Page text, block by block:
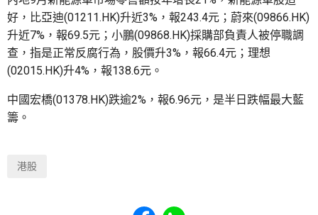
好，比亞迪(01211.HK)升近3%，報243.4元；蔚來(09866.HK)
升近7%，報69.5元；小鵬(09868.HK)採購部負責人被停職調
查，指是正常反腐行為，股價升3%，報66.4元；理想
(02015.HK)升4%，報138.6元。
中國宏橋(01378.HK)跌逾2%，報6.96元，是半日跌幅最大藍
籌。
港股
Share to Facebook
Share to WhatsApp